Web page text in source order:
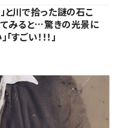
と川で拾った謎の石こ
てみると…驚きの光景に
すごい！！！」